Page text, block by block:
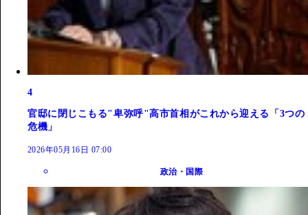
4
官邸に閉じこもる"卑弥呼"高市首相がこれから迎える「3つの
危機」
2026年05月16日 07:00
政治・国際